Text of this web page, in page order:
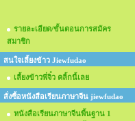
รายละเอียด/ขั้นตอนการสมัคร
สมาชิก
สนใจเลี้ยงข้าว Jiewfudao
เลี้ยงข้าวพี่จิ๋ว คลิ้กนี้เลย
สั่งซื้อหนังสือเรียนภาษาจีน jiewfudao
หนังสือเรียนภาษาจีนพื้นฐาน 1